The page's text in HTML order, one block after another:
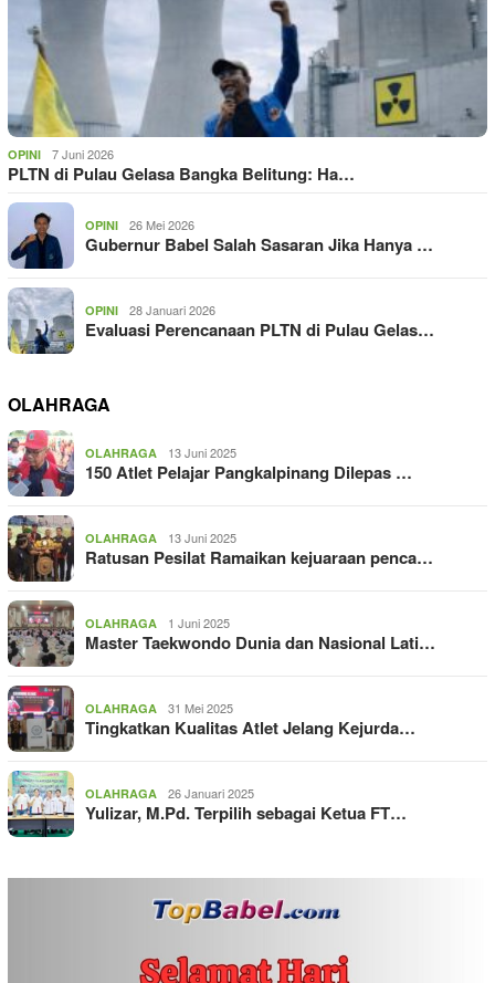
OPINI 7 Juni 2026
PLTN di Pulau Gelasa Bangka Belitung: Ha…
OPINI 26 Mei 2026
Gubernur Babel Salah Sasaran Jika Hanya …
OPINI 28 Januari 2026
Evaluasi Perencanaan PLTN di Pulau Gelas…
OLAHRAGA
OLAHRAGA 13 Juni 2025
150 Atlet Pelajar Pangkalpinang Dilepas …
OLAHRAGA 13 Juni 2025
Ratusan Pesilat Ramaikan kejuaraan penca…
OLAHRAGA 1 Juni 2025
Master Taekwondo Dunia dan Nasional Lati…
OLAHRAGA 31 Mei 2025
Tingkatkan Kualitas Atlet Jelang Kejurda…
OLAHRAGA 26 Januari 2025
Yulizar, M.Pd. Terpilih sebagai Ketua FT…